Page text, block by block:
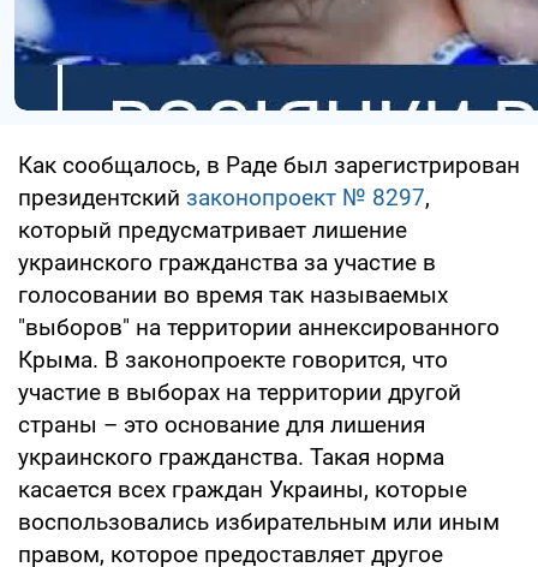
Как сообщалось, в Раде был зарегистрирован
президентский законопроект № 8297,
который предусматривает лишение
украинского гражданства за участие в
голосовании во время так называемых
"выборов" на территории аннексированного
Крыма. В законопроекте говорится, что
участие в выборах на территории другой
страны – это основание для лишения
украинского гражданства. Такая норма
касается всех граждан Украины, которые
воспользовались избирательным или иным
правом, которое предоставляет другое